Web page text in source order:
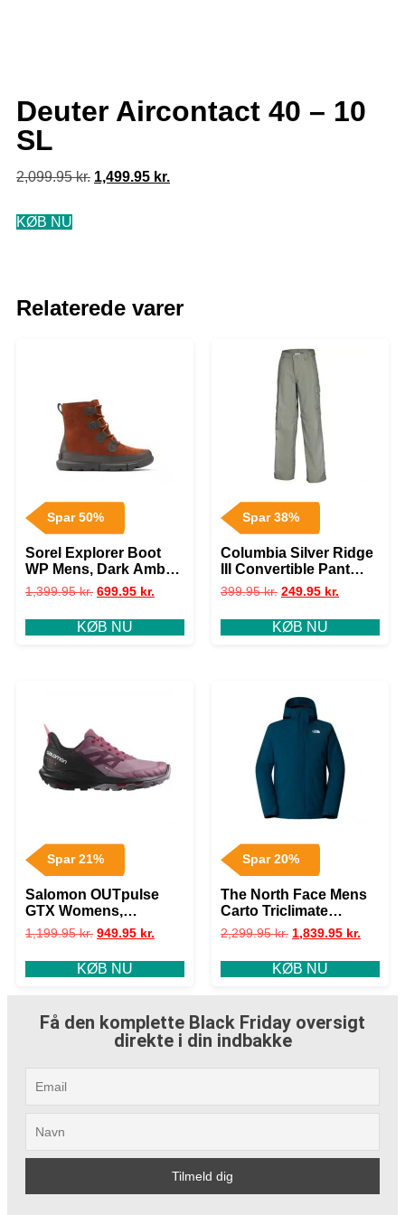
Deuter Aircontact 40 – 10
SL
2,099.95kr. 1,499.95 kr.
KØB NU
Relaterede varer
Spar 50%
Sorel Explorer Boot
WP Mens, Dark Amber
/ Buff
1,399.95kr. 699.95 kr.
KØB NU
Spar 38%
Columbia Silver Ridge
III Convertible Pant
Youth, Cypress
399.95kr. 249.95 kr.
KØB NU
Spar 21%
Salomon OUTpulse
GTX Womens,
Tulipwood / Black
1,199.95kr. 949.95 kr.
KØB NU
Spar 20%
The North Face Mens
Carto Triclimate
Jacket, Midnight Petrol
2,299.95kr. 1,839.95 kr.
KØB NU
Få den komplette Black Friday oversigt
direkte i din indbakke